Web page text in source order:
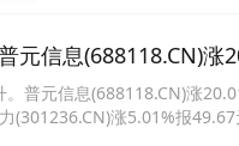
元信息(688118.CN)涨
普元信息(688118.CN)涨
(301236.CN)涨5.01%报